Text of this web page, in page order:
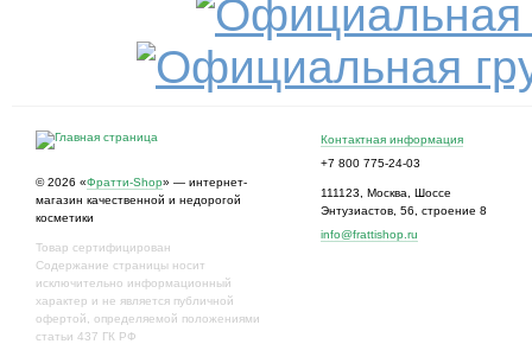
© 2026 «Фратти-Shop» — интернет-
магазин качественной и недорогой
косметики
Товар сертифицирован
Содержание страницы носит
исключительно информационный
характер и не является публичной
офертой, определяемой положениями
статьи 437 ГК РФ
Контактная информация
+7 800 775-24-03
111123 Москва
Шоссе
Энтузиастов, 56, строение 8
info@frattishop.ru